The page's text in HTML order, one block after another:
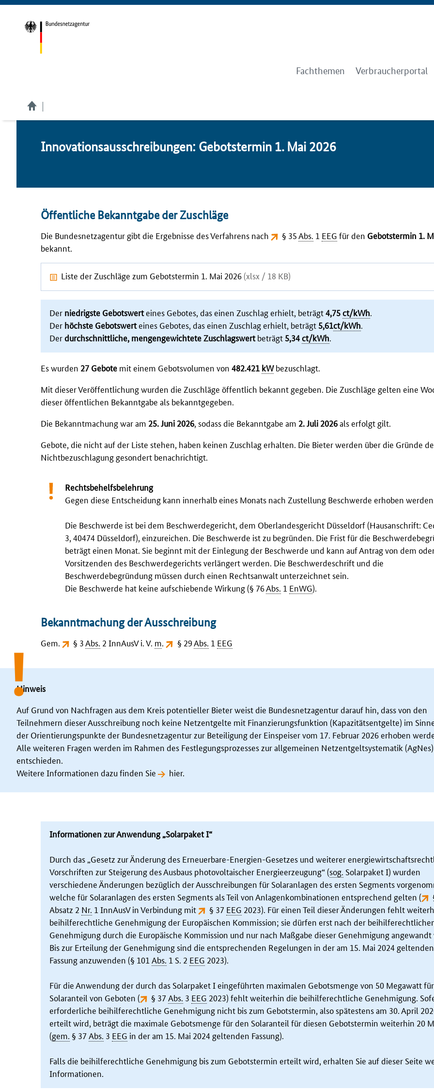
Fachthemen Verbraucherportal
In­no­va­ti­ons­aus­schrei­bun­gen: Ge­bots­ter­min 1. Mai 2026
Öffentliche Bekanntgabe der Zuschläge
Die Bundesnetzagentur gibt die Ergebnisse des Verfahrens nach § 35 Abs. 1 EEG für den Gebotstermin 1.
bekannt.
Liste der Zuschläge zum Gebotstermin 1. Mai 2026 (xlsx / 18 KB)
Der niedrigste Gebotswerteines Gebotes, das einen Zuschlag erhielt, beträgt4,75ct/kWh
Der höchste Gebotswerteines Gebotes, das einen Zuschlag erhielt, beträgt 5,61ct/kWh
Derdurchschnittliche, mengengewichtete Zuschlagswertbeträgt 5,34ct/kWh
Es wurden 27 Gebote mit einem Gebotsvolumen von 482.421 kWbezuschlagt.
Mit dieser Veröffentlichung wurden die Zuschläge öffentlich bekannt gegeben. Die Zuschläge gelten eine
dieser öffentlichen Bekanntgabe als bekanntgegeben.
Die Bekanntmachung war am 25. Juni 2026 , sodass die Bekanntgabe am 2. Juli 2026als erfolgt gilt.
Gebote, die nicht auf der Liste stehen, haben keinen Zuschlag erhalten. Die Bieter werden über die Gründe
Nichtbezuschlagung gesondert benachrichtigt.
Rechtsbehelfsbelehrung
Gegen diese Entscheidung kann innerhalb eines Monats nach Zustellung Beschwerde erhoben werden.
Die Beschwerde ist bei dem Beschwerdegericht, dem Oberlandesgericht Düsseldorf (Hausanschrift:
3, 40474 Düsseldorf), einzureichen. Die Beschwerde ist zu begründen. Die Frist für die
beträgt einen Monat. Sie beginnt mit der Einlegung der Beschwerde und kann auf Antrag von dem
Vorsitzenden des Beschwerdegerichts verlängert werden. Die Beschwerdeschrift und die
Beschwerdebegründung müssen durch einen Rechtsanwalt unterzeichnet sein.
Die Beschwerde hat keine aufschiebende Wirkung (§ 76Abs. 1 EnWG).
Bekanntmachung der Ausschreibung
Gem. § 3 Abs. 2 InnAusVi. V. m § 29Abs. 1 EEG
Hinweis
Auf Grund von Nachfragen aus dem Kreis potentieller Bieter weist die Bundesnetzagentur darauf hin, dass von den
Teilnehmern dieser Ausschreibung noch keine Netzentgelte mit Finanzierungsfunktion (Kapazitätsentgelte) im
der Orientierungspunkte der Bundesnetzagentur zur Beteiligung der Einspeiser vom 17. Februar 2026 erhoben
Alle weiteren Fragen werden im Rahmen des Festlegungsprozesses zur allgemeinen Netzentgeltsystematik (AgNes)
entschieden.
Weitere Informationen dazu finden Sie
hier.
Informationen zur Anwendung „Solarpaket I“
Durch das „Gesetz zur Änderung des Erneuerbare-Energien-Gesetzes und weiterer
Vorschriften zur Steigerung des Ausbaus photovoltaischer Energieerzeugung“ (sog. Solarpaket I) wurden
verschiedene Änderungen bezüglich der Ausschreibungen für Solaranlagen des ersten Segments
welche für Solaranlagen des ersten Segments als Teil von Anlagenkombinationen entsprechend gelten (
Absatz 2 Nr. 1 InnAusVin Verbindung mit § 37 EEG 2023). Für einen Teil dieser Änderungen fehlt
beihilferechtliche Genehmigung der Europäischen Kommission; sie dürfen erst nach der
Genehmigung durch die Europäische Kommission und nur nach Maßgabe dieser Genehmigung
Bis zur Erteilung der Genehmigung sind die entsprechenden Regelungen in der am 15. Mai 2024 geltenden
Fassung anzuwenden (§ 101 Abs. 1 S. 2 EEG 2023).
Für die Anwendung der durch das Solarpaket I eingeführten maximalen Gebotsmenge von 50 Megawatt
Solaranteil von Geboten (
§ 37Abs. 3 EEG 2023) fehlt weiterhin die beihilferechtliche Genehmigung.
erforderliche beihilferechtliche Genehmigung nicht bis zum Gebotstermin, also spätestens am 30. April
erteilt wird, beträgt die maximale Gebotsmenge für den Solaranteil für diesen Gebotstermin weiterhin 20
(gem. § 37 Abs. 3 EEG in der am 15. Mai 2024 geltenden Fassung).
Falls die beihilferechtliche Genehmigung bis zum Gebotstermin erteilt wird, erhalten Sie auf dieser Seite
Informationen.